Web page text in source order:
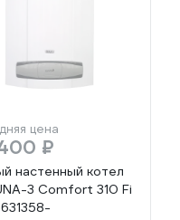
цена
₽
настенный котел
3 Comfort 310 Fi